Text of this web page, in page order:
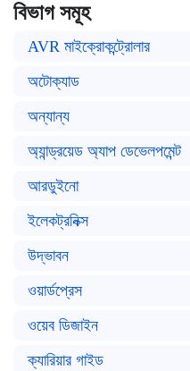
বিভাগ সমূহ
AVR মাইক্রোকন্ট্রোলার
অটোক্যাড
অন্যান্য
অ্যান্ড্রয়েড অ্যাপ ডেভেলপমেন্ট
আরডুইনো
ইলেকট্রনিক্স
উদ্ভাবন
ওয়ার্ডপ্রেস
ওয়েব ডিজাইন
ক্যারিয়ার গাইড